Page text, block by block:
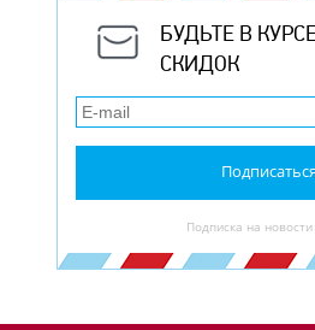
БУДЬТЕ В
СКИДОК
Подписка на новости